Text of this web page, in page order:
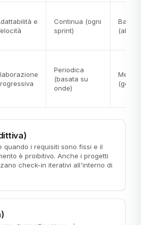
e
Continua (ogni
sprint)
Basso
Periodica
(basata su
onde)
Medio
quando i requisiti sono fissi e il
è proibitivo. Anche i progetti
check-in iterativi all'interno di